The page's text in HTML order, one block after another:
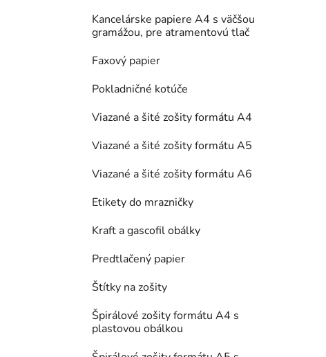
Kancelárske papiere A4 s väčšou
gramážou, pre atramentovú tlač
Faxový papier
Pokladničné kotúče
Viazané a šité zošity formátu A4
Viazané a šité zošity formátu A5
Viazané a šité zošity formátu A6
Etikety do mrazničky
Kraft a gascofil obálky
Predtlačený papier
Štítky na zošity
Špirálové zošity formátu A4 s
plastovou obálkou